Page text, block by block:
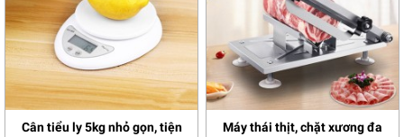
Cân tiểu ly 5kg nhỏ gọn, tiện Máy thái thịt, chặt xương đa